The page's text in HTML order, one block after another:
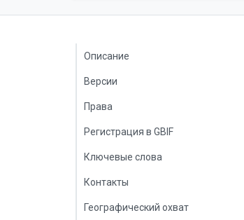
Описание
Версии
Права
Регистрация в GBIF
Ключевые слова
Контакты
Географический охват